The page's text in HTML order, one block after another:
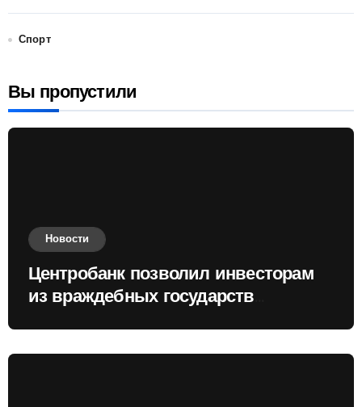
Спорт
Вы пропустили
Новости
Центробанк позволил инвесторам
из враждебных государств